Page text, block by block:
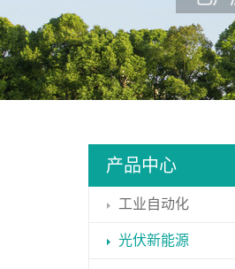
产品中心
工业自动化
光伏新能源